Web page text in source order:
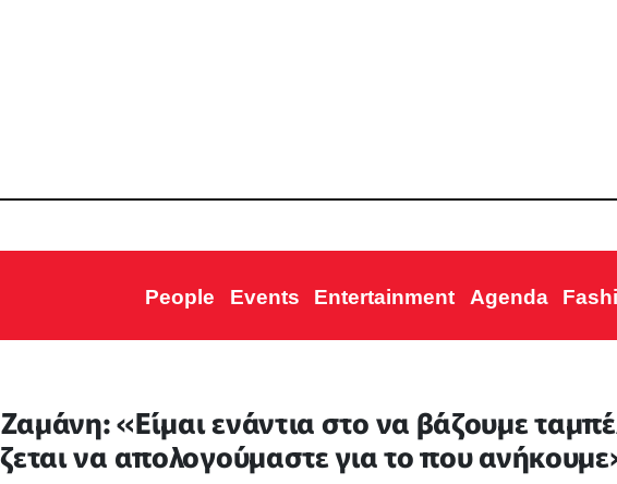
People Events Entertainment Agenda
«Είμαι ενάντια στο να βάζουμε
να απολογούμαστε για το που